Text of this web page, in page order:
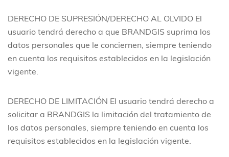
DERECHO DE SUPRESIÓN/DERECHO AL OLVIDO El
usuario tendrá derecho a que BRANDGIS suprima los
datos personales que le conciernen, siempre teniendo
en cuenta los requisitos establecidos en la legislación
vigente.
DERECHO DE LIMITACIÓN El usuario tendrá derecho a
solicitar a BRANDGIS la limitación del tratamiento de
los datos personales, siempre teniendo en cuenta los
requisitos establecidos en la legislación vigente.